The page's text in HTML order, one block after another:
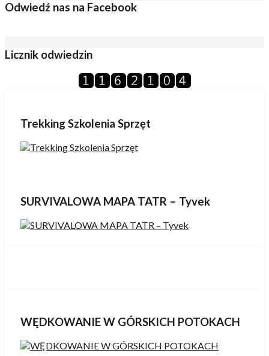
Odwiedź nas na Facebook
Licznik odwiedzin
Trekking Szkolenia Sprzęt
SURVIVALOWA MAPA TATR – Tyvek
WĘDKOWANIE W GÓRSKICH POTOKACH